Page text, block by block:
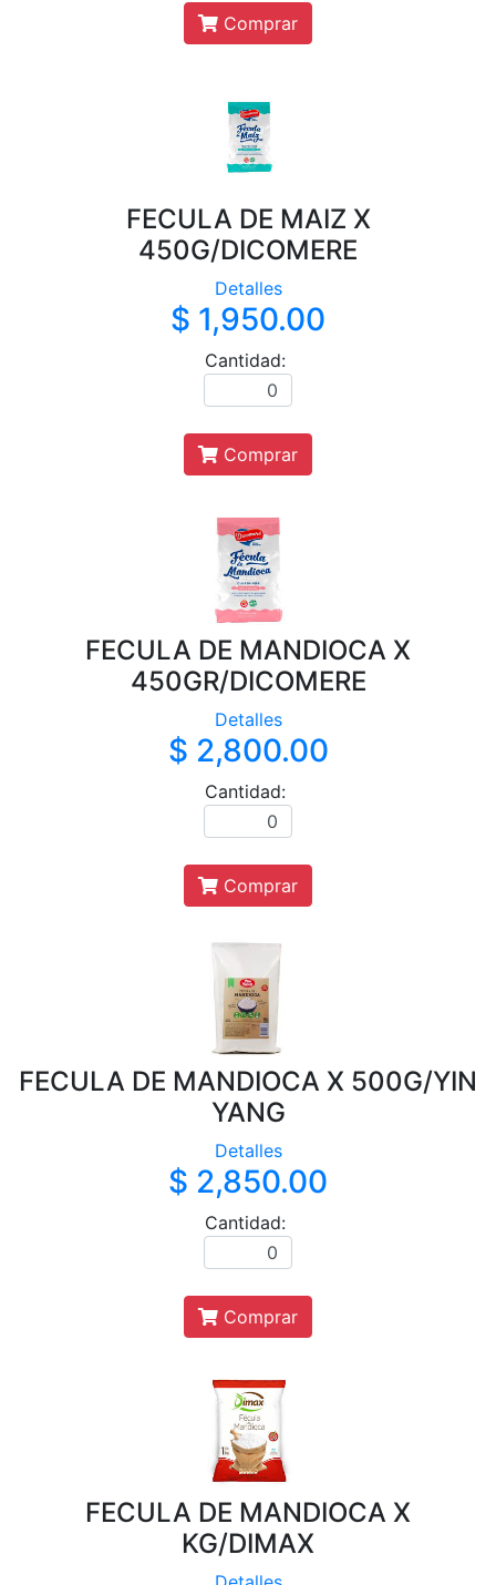
Comprar
FECULA DE MAIZ X
450G/DICOMERE
Detalles
$ 1,950.00
Cantidad:
Comprar
FECULA DE MANDIOCA X
450GR/DICOMERE
Detalles
$ 2,800.00
Cantidad:
Comprar
FECULA DE MANDIOCA X 500G/YIN
YANG
Detalles
$ 2,850.00
Cantidad:
Comprar
FECULA DE MANDIOCA X
KG/DIMAX